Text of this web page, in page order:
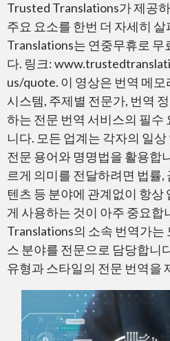
Trusted Translations가 제공
주요 요소를 한번 더 자세히
Translations는 연중무휴로 무
다. 링크:
us/quote. 이 영상은 번역 메모
시스템, 주제별 전문가, 번역
하는 전문 번역 서비스의 필수
니다. 모든 업계는 각자의 일
전문 용어와 명명법을 활용합
르게 의미를 전달하려면 법률,
텐츠 등 분야에 관계없이 항상
게 사용하는 것이 아주 중요합
Translations의 소속 번역가는
스 분야를 전문으로 담당합니
유형과 스타일의 전문 번역을